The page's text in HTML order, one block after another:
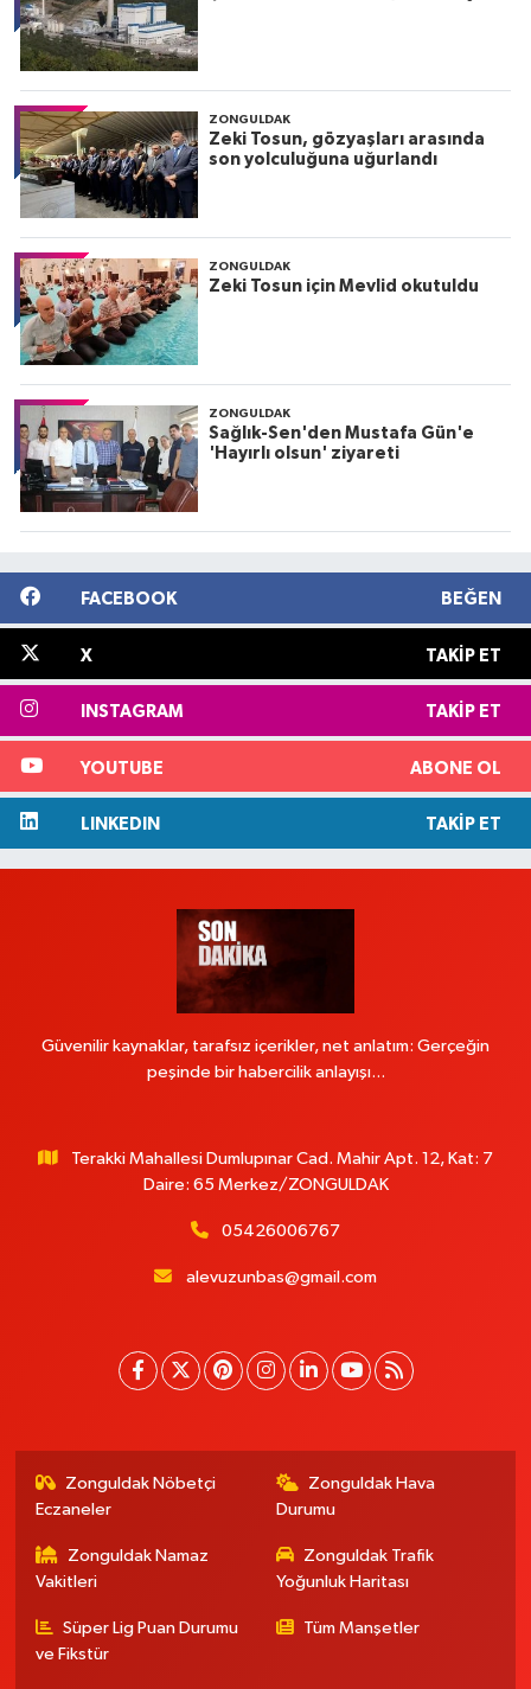
ZONGULDAK
Zeki Tosun, gözyaşları arasında
son yolculuğuna uğurlandı
ZONGULDAK
Zeki Tosun için Mevlid okutuldu
ZONGULDAK
Sağlık-Sen'den Mustafa Gün'e
'Hayırlı olsun' ziyareti
FACEBOOK BEĞEN
X TAKIP ET
INSTAGRAM TAKIP ET
YOUTUBE ABONE OL
LINKEDIN TAKIP ET
Güvenilir kaynaklar, tarafsız içerikler, net anlatım: Gerçeğin
peşinde bir habercilik anlayışı...
Terakki Mahallesi Dumlupınar Cad. Mahir Apt. 12, Kat: 7
Daire: 65 Merkez/ZONGULDAK
05426006767
alevuzunbas@gmail.com
Zonguldak Nöbetçi
Eczaneler
Zonguldak Hava
Durumu
Zonguldak Namaz
Vakitleri
Zonguldak Trafik
Yoğunluk Haritası
Süper Lig Puan Durumu
ve Fikstür
Tüm Manşetler